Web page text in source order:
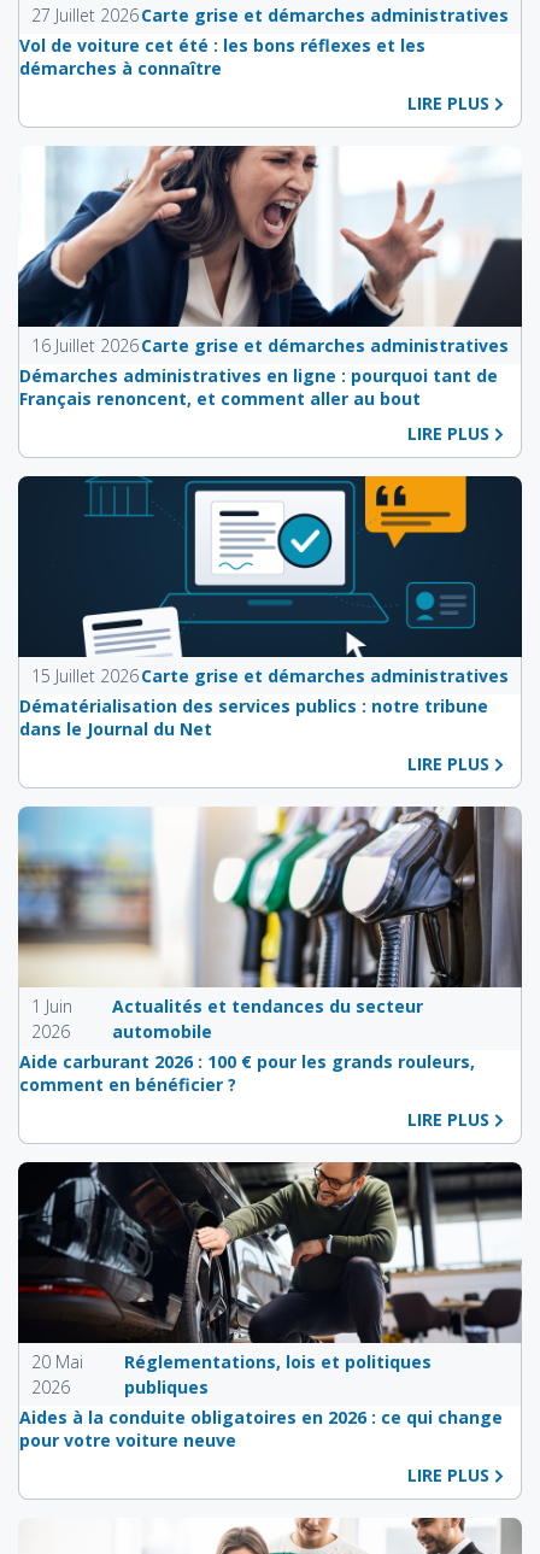
27 Juillet 2026Carte grise et démarches administratives
Vol de voiture cet été : les bons réflexes et les
démarches à connaître
LIRE PLUS
16 Juillet 2026Carte grise et démarches administratives
Démarches administratives en ligne : pourquoi tant de
Français renoncent, et comment aller au bout
LIRE PLUS
15 Juillet 2026Carte grise et démarches administratives
Dématérialisation des services publics : notre tribune
dans le Journal du Net
LIRE PLUS
1 Juin
2026
Actualités et tendances du secteur
automobile
Aide carburant 2026 : 100 € pour les grands rouleurs,
comment en bénéficier ?
LIRE PLUS
20 Mai
2026
Réglementations, lois et politiques
publiques
Aides à la conduite obligatoires en 2026 : ce qui change
pour votre voiture neuve
LIRE PLUS